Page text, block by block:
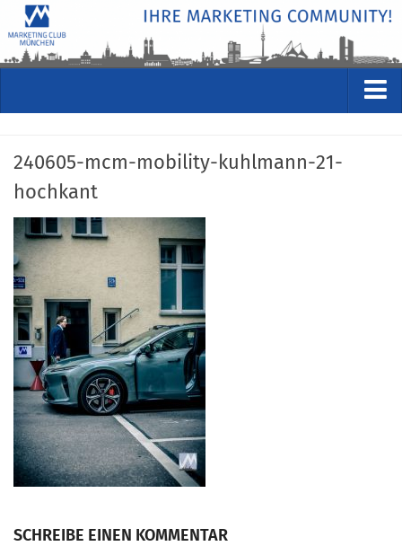
Kommende Veranstaltungen
Rückblicke
Veranstaltungsformate
STUDIO
ÜBER
Wer wir sind
Clubführung
Geschäftsstelle
Marketing Pioniere
Arbeitsgruppen
MarketingFrauen
240605-mcm-mobility-kuhlmann-21-
hochkant
SCHREIBE EINEN KOMMENTAR